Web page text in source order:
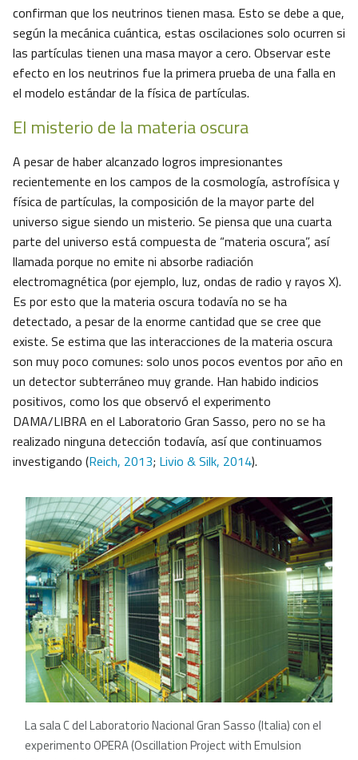
confirman que los neutrinos tienen masa. Esto se debe a que,
según la mecánica cuántica, estas oscilaciones solo ocurren si
las partículas tienen una masa mayor a cero. Observar este
efecto en los neutrinos fue la primera prueba de una falla en
el modelo estándar de la física de partículas.
El misterio de la materia oscura
A pesar de haber alcanzado logros impresionantes
recientemente en los campos de la cosmología, astrofísica y
física de partículas, la composición de la mayor parte del
universo sigue siendo un misterio. Se piensa que una cuarta
parte del universo está compuesta de “materia oscura”, así
llamada porque no emite ni absorbe radiación
electromagnética (por ejemplo, luz, ondas de radio y rayos X).
Es por esto que la materia oscura todavía no se ha
detectado, a pesar de la enorme cantidad que se cree que
existe. Se estima que las interacciones de la materia oscura
son muy poco comunes: solo unos pocos eventos por año en
un detector subterráneo muy grande. Han habido indicios
positivos, como los que observó el experimento
DAMA/LIBRA en el Laboratorio Gran Sasso, pero no se ha
realizado ninguna detección todavía, así que continuamos
investigando (Reich, 2013; Livio & Silk, 2014).
La sala C del Laboratorio Nacional Gran Sasso (Italia) con el
experimento OPERA (Oscillation Project with Emulsion